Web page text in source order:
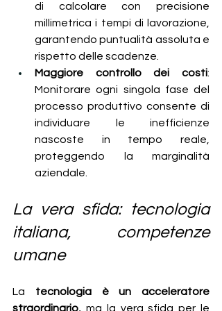
di calcolare con precisione
millimetrica i tempi di lavorazione,
garantendo puntualità assoluta e
rispetto delle scadenze.
Maggiore controllo dei costi:
Monitorare ogni singola fase del
processo produttivo consente di
individuare le inefficienze
nascoste in tempo reale,
proteggendo la marginalità
aziendale.
La vera sfida: tecnologia
italiana, competenze
umane
La tecnologia è un acceleratore
straordinario, ma la vera sfida per le